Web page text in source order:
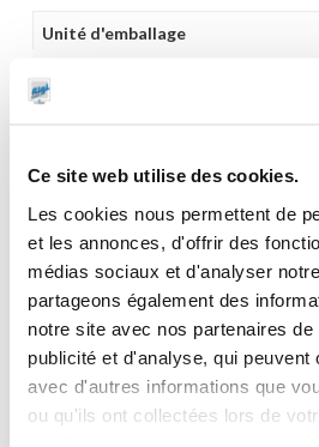
Ce site web utilise des cookies.
Les cookies nous permettent de
et les annonces, d'offrir des
médias sociaux et d'analyser
partageons également des
notre site avec nos partenaires
publicité et d'analyse, qui
avec d'autres informations que
ou qu'ils ont collectées lors de
Unité d'emballage
Dimensions en cm (L × l × h)
Poids (kg)
55.0000
Garantie
1 an
Gencode